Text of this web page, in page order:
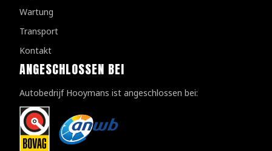
Wartung
Transport
Kontakt
ANGESCHLOSSEN BEI
Autobedrijf Hooymans ist angeschlossen bei: